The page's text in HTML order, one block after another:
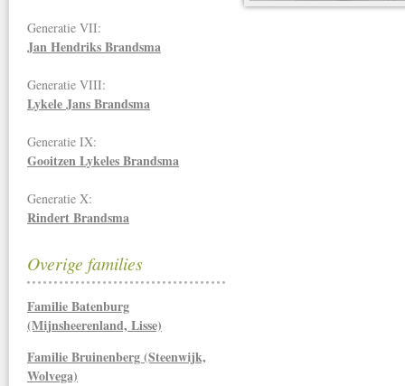
Generatie VII:
Jan HendriksBrandsma
Generatie VIII:
Lykele Jans Brandsma
Generatie IX:
Gooitzen Lykeles Brandsma
Generatie X:
Rindert Brandsma
Overige families
Familie Batenburg
(Mijnsheerenland, Lisse)
Familie Bruinenberg (Steenwijk,
Wolvega)